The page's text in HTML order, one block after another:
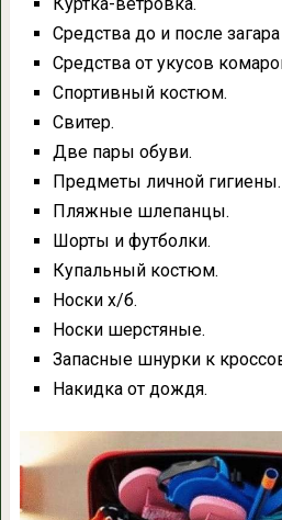
Средства до и после загара
Средства от укусов
Спортивный костюм.
Свитер.
Две пары обуви.
Предметы личной гигиены.
Пляжные шлепанцы.
Шорты и футболки.
Купальный костюм.
Носки х/б.
Носки шерстяные.
Запасные шнурки к
Накидка от дождя.